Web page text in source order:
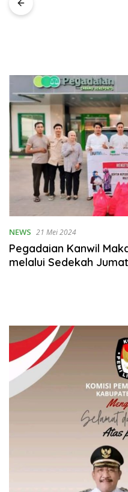
NEWS 21 Mei 2024
Pegadaian Kanwil
melalui Sedekah